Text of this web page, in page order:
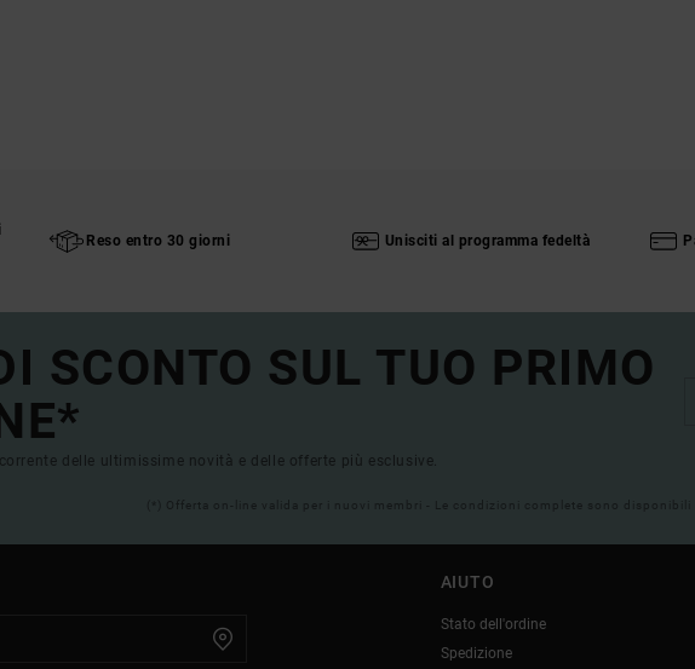
Reso entro 30 giorni Unisciti al programma fedeltà
SCONTO SUL TUO PRIMO
delle ultimissime novità e delle offerte più esclusive.
(*) Offerta on-line valida per i nuovi membri - Le condizioni complete sono disponibili
AIUTO
Stato dell'ordine
Spedizione